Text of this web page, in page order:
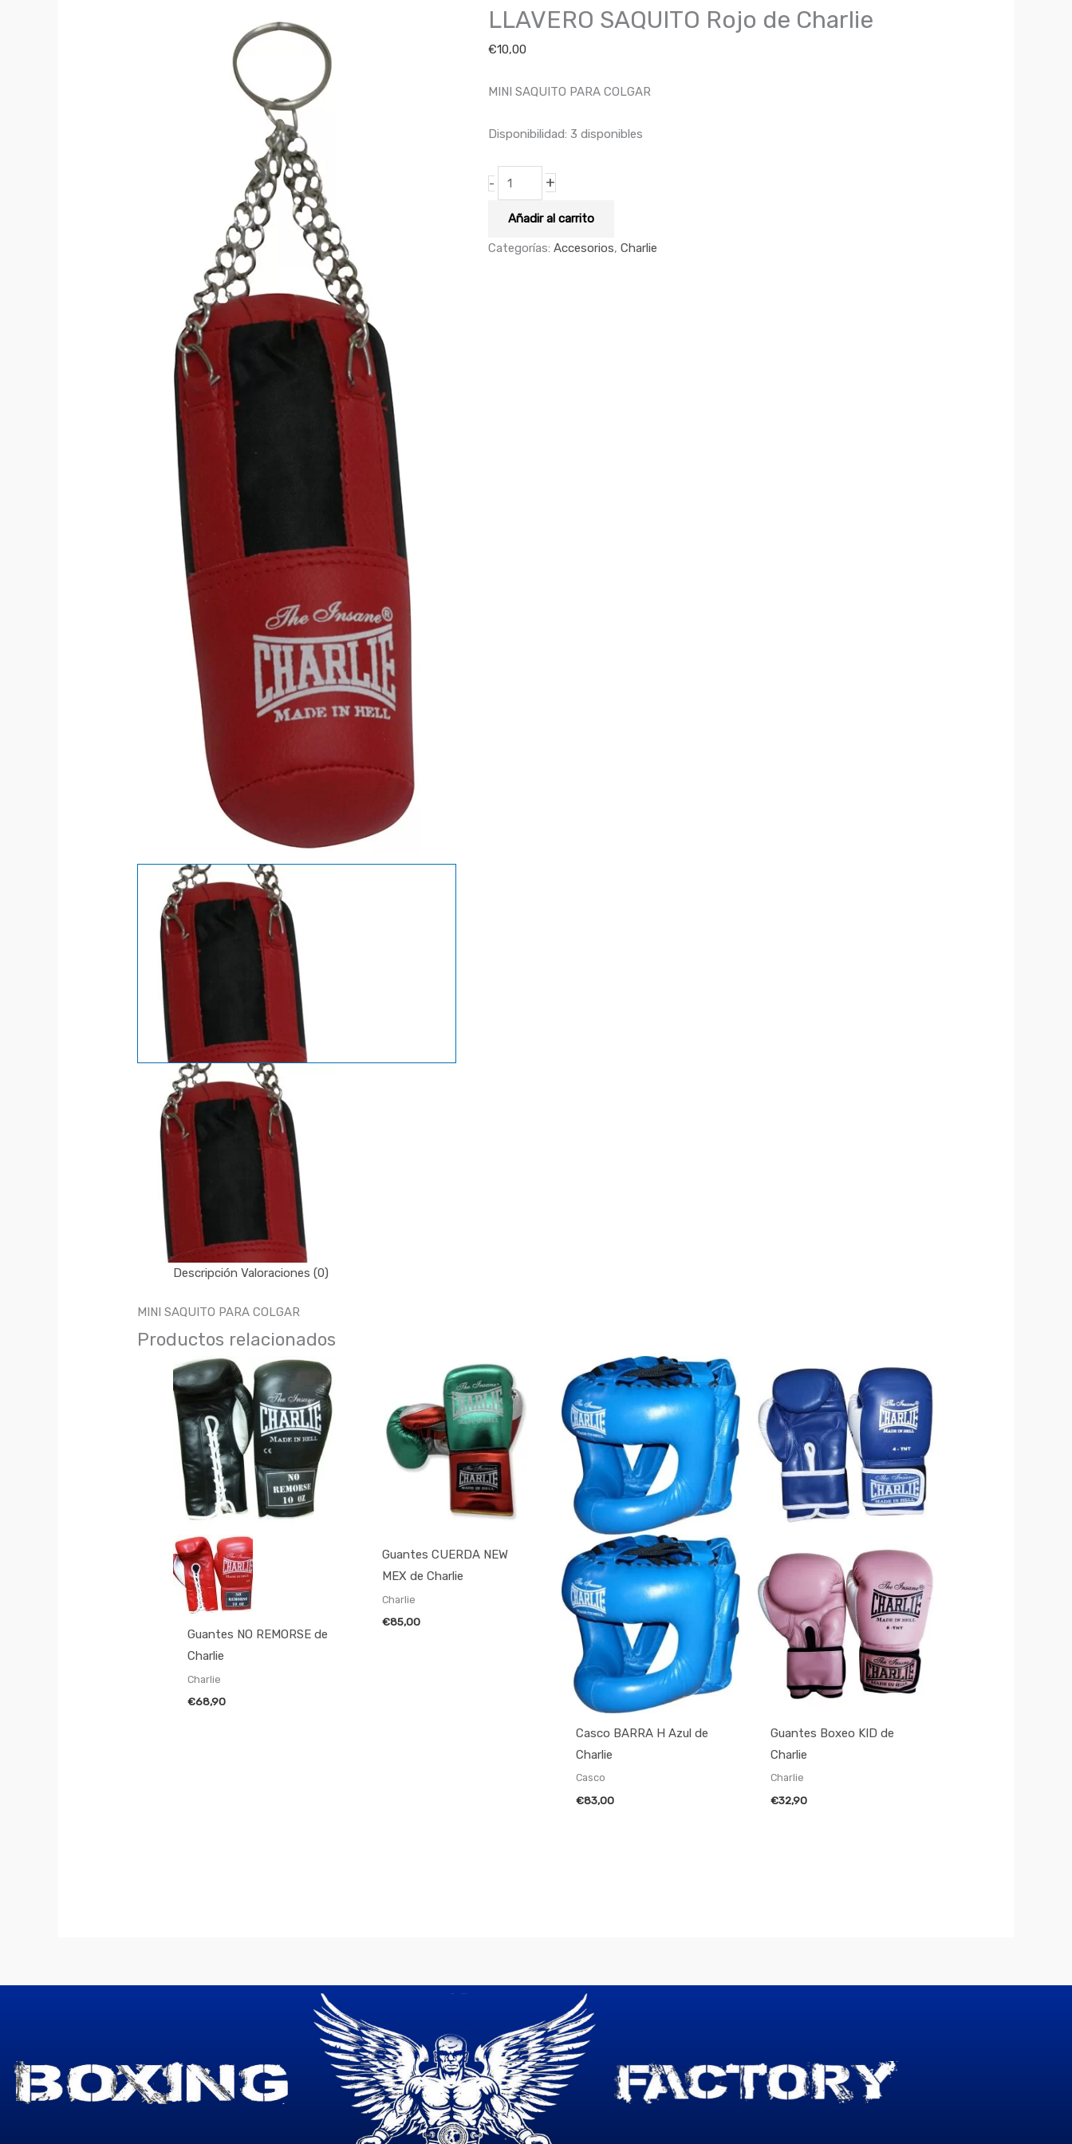
LLAVERO SAQUITO Rojo de Charlie
€10,00
MINI SAQUITO PARA COLGAR
Disponibilidad: 3 disponibles
-
cantidad
+
Añadir al carrito
Categorías:Accesorios,Charlie
Descripción Valoraciones (0)
MINI SAQUITO PARA COLGAR
Productos relacionados
Guantes NO REMORSE de
Charlie
Charlie
€68,90
Guantes CUERDA NEW
MEX de Charlie
Charlie
€85,00
Casco BARRA H Azul de
Charlie
Casco
€83,00
Guantes Boxeo KID de
Charlie
Charlie
€32,90